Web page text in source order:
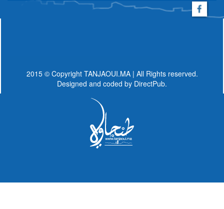
2015 © Copyright TANJAOUI.MA | All Rights reserved.
Designed and coded by DirectPub.